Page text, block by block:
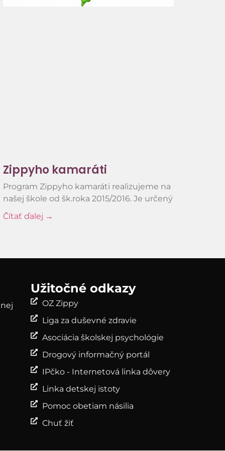
Zippyho kamaráti
Program Zippyho kamaráti realizujeme na
našej škole od šk.roka 2015/2016. Je určený
Čítať ďalej →
Užitočné odkazy
OZ Zippy
Liga za duševné zdravie
Asociácia školskej psychológie
Drogový informačný portál
IPčko - Internetová linka dôvery
Linka detskej istoty
Pomoc obetiam násilia
Chuť žiť